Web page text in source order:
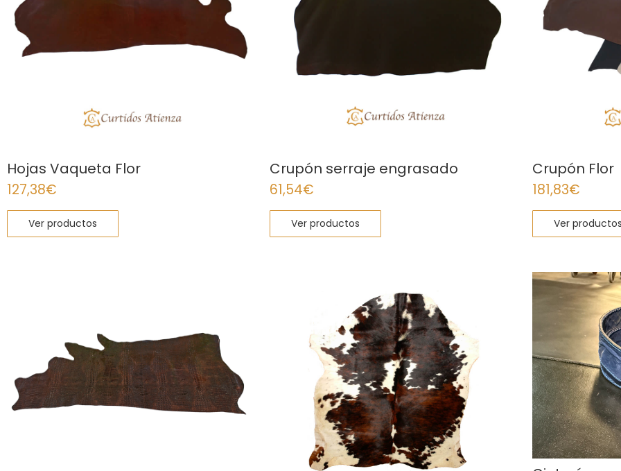
Hojas Vaqueta Flor
127,38€
Ver productos
Crupón serraje engrasado
61,54€
Ver productos
Crupón Flor
181,83€
Ver